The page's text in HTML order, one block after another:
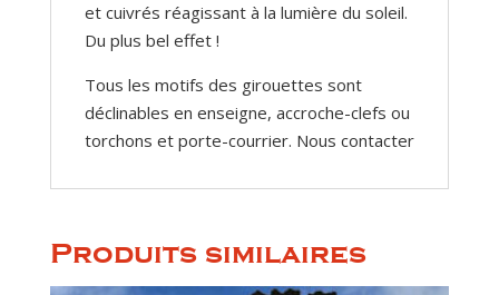
et cuivrés réagissant à la lumière du soleil.
Du plus bel effet !
Tous les motifs des girouettes sont
déclinables en enseigne, accroche-clefs ou
torchons et porte-courrier. Nous contacter
Produits similaires